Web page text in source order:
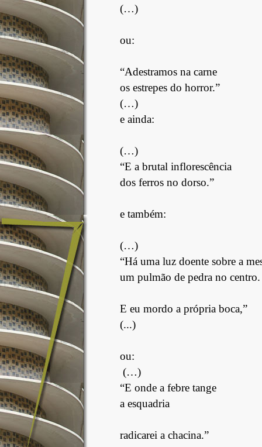
(…)
ou:
“Adestramos na carne
os estrepes do horror.”
(…)
e ainda:
(…)
“E a brutal inflorescência
dos ferros no dorso.”
e também:
(…)
“Há uma luz doente sobre a
um pulmão de pedra no centro.
E eu mordo a própria boca,”
(...)
ou:
(…)
“E onde a febre tange
a esquadria
radicarei a chacina.”